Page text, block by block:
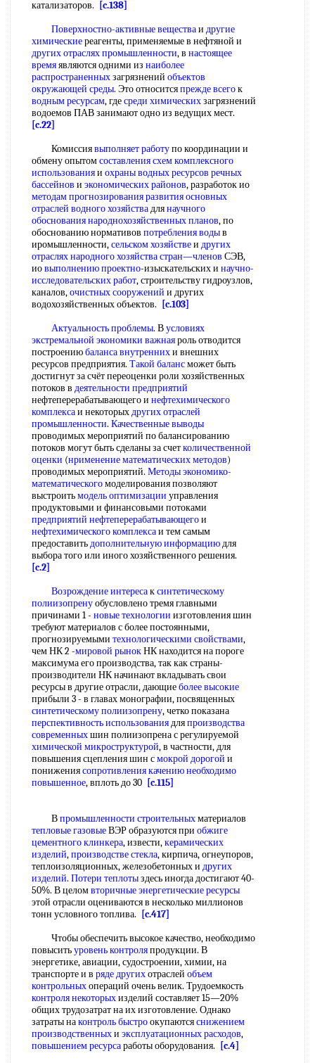
катализаторов.
[c.138]
Поверхностно-активные веществаи другие
химическиереагенты, применяемые в нефтяной и
других отраслях промышленности, в настоящее
времяявляются одними из наиболее
распространенныхзагрязнений объектов
окружающей среды. Это относитсяпрежде всегок
водным ресурсам, гдесреди химическихзагрязнений
водоемов ПАВ занимают одно из ведущих мест.
[c.22]
Комиссиявыполняет работупо координации и
обмену опытомсоставления схемкомплексного
использованияи охраны водных ресурсов речных
бассейнов и экономических районов, разработок ио
методам прогнозирования развитияосновных
отраслей водного хозяйствадлянаучного
обоснованиянароднохозяйственных планов, по
обоснованию нормативов потребления водыв
иромышленности,сельском хозяйствеи других
отраслях народного хозяйствастран—членов СЭВ,
иовыполнению проектно-изыскательских и научно-
исследовательских работ, строительству гидроузлов,
каналов,очистных сооружений и других
водохозяйственных объектов.
[c.103]
Актуальность проблемы. Вусловиях
экстремальной экономики важнаяроль отводится
построениюбаланса внутреннихи внешних
ресурсов предприятия. Такой балансможет быть
достигнут за счёт переоценки роли хозяйственных
потоков в деятельности предприятий
нефтеперерабатывающего и нефтехимического
комплексаи некоторыхдругих отраслей
промышленности. Качественные выводы
проводимых мероприятий по балансированию
потоков могут быть сделаны за счетколичественной
оценки (нрименениематематических методов)
проводимых мероприятий. Методы экономико-
математическогомоделирования позволяют
выстроитьмодель оптимизации управления
продуктовыми и финансовыми потоками
предприятий нефтеперерабатывающегои
нефтехимического комплексаи тем самым
предоставитьдополнительную информациюдля
выбора того или иного хозяйственного решения.
[c.2]
Возрождение интересаксинтетическому
полиизопренуобусловлено тремя главными
причинами 1 - новые технологии изготовления шин
требуют материалов с более постоянными,
прогнозируемыми технологическими свойствами,
чем НК 2 -мировой рынокНК находится на пороге
максимума его производства, так как страны-
производители НК начинают вкладывать свои
ресурсы в другие отрасли, дающиеболее высокие
прибыли 3 - в главах монографии, посвященных
синтетическому полиизопрену, четко показана
перспективность использованиядляпроизводства
современныхшин полиизопрена с регулируемой
химической микроструктурой, в частности, для
повышения сцепления шин смокрой дорогой и
понижениясопротивления качениюнеобходимо
повышенное, вплоть до 30 [c.115]
Впромышленности строительныхматериалов
тепловые газовыеВЭР образуются при обжиге
цементного клинкера, извести,керамических
изделий,производстве стекла, кирпича, огнеупоров,
теплоизоляционных, железобетонных и других
изделий. Потери теплотыздесь иногда достигают 40-
50%. В целомвторичные энергетические ресурсы
этой отрасли оцениваются в несколько миллионов
тонн условного топлива.
[c.417]
Чтобы обеспечить высокое качество, необходимо
повыситьуровень контроляпродукции. В
энергетике, авиации, судостроении, химии, на
транспорте и в ряде другихотраслей объем
контрольныхопераций очень велик. Трудоемкость
контроля некоторыхизделий составляет 15—20%
общих трудозатрат на их изготовление. Однако
затраты наконтроль быстроокупаютсяснижением
производственныхи эксплуатационных расходов,
повышением ресурсаработы оборудования.
[c.4]